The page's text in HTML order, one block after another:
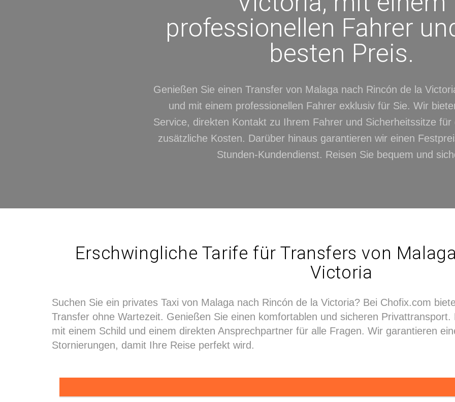
professionellen Fahrer
besten Preis.
Genießen Sie einen Transfer von Malaga nach Rincón de la
und mit einem professionellen Fahrer exklusiv für Sie. Wir
Service, direkten Kontakt zu Ihrem Fahrer und Sicherheitssitze für
zusätzliche Kosten. Darüber hinaus garantieren wir einen
Stunden-Kundendienst. Reisen Sie bequem und
Erschwingliche Tarife für Transfers von
Victoria
Suchen Sie ein privates Taxi von Malaga nach Rincón de la Victoria? Bei Chofix.com
Transfer ohne Wartezeit. Genießen Sie einen komfortablen und sicheren
mit einem Schild und einem direkten Ansprechpartner für alle Fragen. Wir garantieren
Stornierungen, damit Ihre Reise perfekt wird.